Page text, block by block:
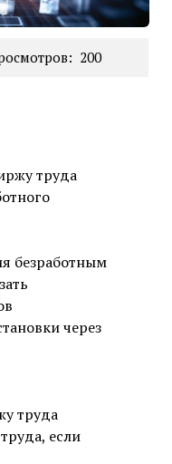
200
труда
безработным
через
труда
если